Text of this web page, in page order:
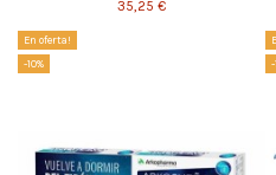
35,25 €
En oferta!
-10%
-